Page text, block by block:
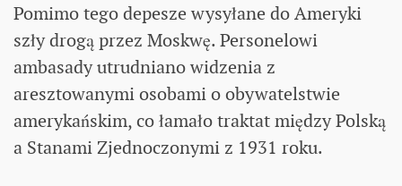
Pomimo tego depesze wysyłane do Ameryki
szły drogą przez Moskwę. Personelowi
ambasady utrudniano widzenia z
aresztowanymi osobami o obywatelstwie
amerykańskim, co łamało traktat między Polską
a Stanami Zjednoczonymi z 1931 roku.